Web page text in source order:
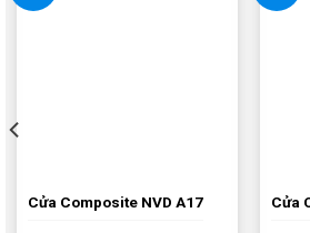
Cửa Composite NVD A17 Cửa